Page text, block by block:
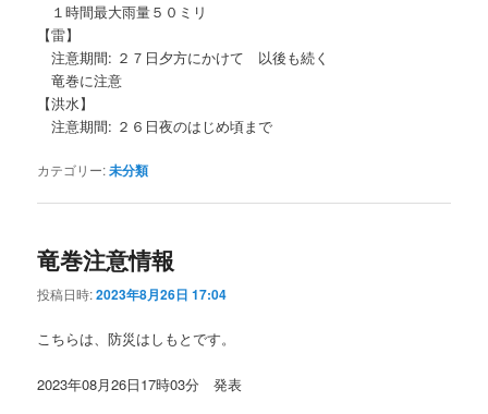
１時間最大雨量５０ミリ
【雷】
注意期間: ２７日夕方にかけて 以後も続く
竜巻に注意
【洪水】
注意期間: ２６日夜のはじめ頃まで
カテゴリー:未分類
竜巻注意情報
投稿日時:2023年8月26日 17:04
こちらは、防災はしもとです。
2023年08月26日17時03分 発表